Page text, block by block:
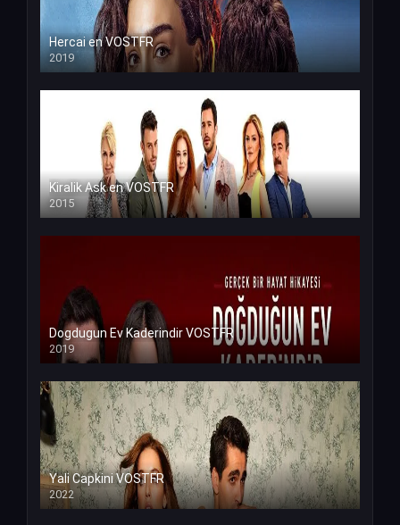
Hercai en VOSTFR
2019
Kiralik Ask en VOSTFR
2015
Dogdugun Ev Kaderindir VOSTFR
2019
Yali Capkini VOSTFR
2022